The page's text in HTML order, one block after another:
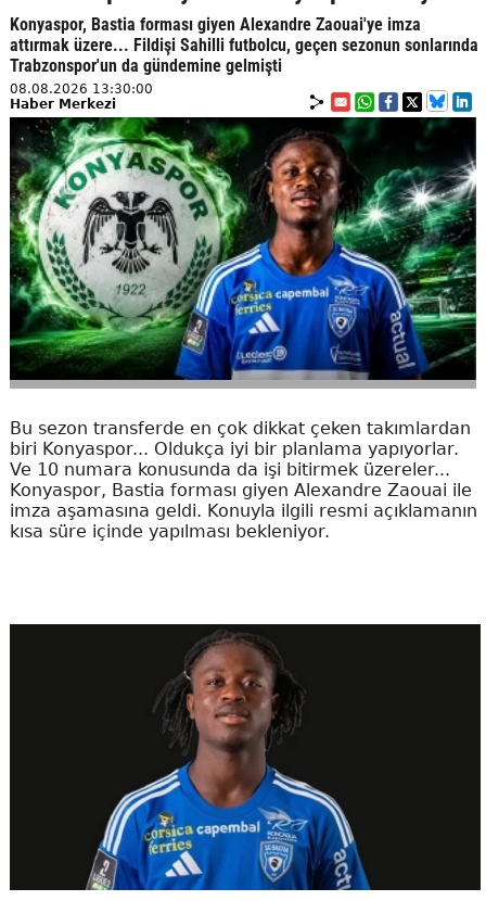
Konyaspor, Bastia forması giyen Alexandre Zaouai'ye imza
attırmak üzere... Fildişi Sahilli futbolcu, geçen sezonun sonlarında
Trabzonspor'un da gündemine gelmişti
08.08.2026 13:30:00
Haber Merkezi
Bu sezon transferde en çok dikkat çeken takımlardan
biri Konyaspor... Oldukça iyi bir planlama yapıyorlar.
Ve 10 numara konusunda da işi bitirmek üzereler...
Konyaspor, Bastia forması giyen Alexandre Zaouai ile
imza aşamasına geldi. Konuyla ilgili resmi açıklamanın
kısa süre içinde yapılması bekleniyor.